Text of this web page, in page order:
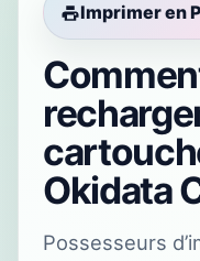
Imprimer en
Okidata
Possesseurs